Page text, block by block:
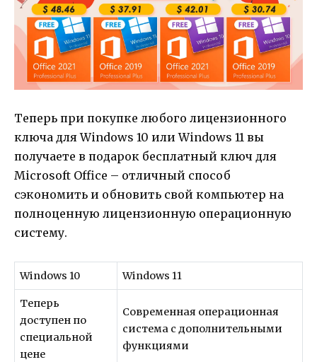
Теперь при покупке любого лицензионного
ключа для Windows 10 или Windows 11 вы
получаете в подарок бесплатный ключ для
Microsoft Office – отличный способ
сэкономить и обновить свой компьютер на
полноценную лицензионную операционную
систему.
Windows 10 Windows 11
Теперь
доступен по
специальной
цене
Современная операционная
система с дополнительными
функциями